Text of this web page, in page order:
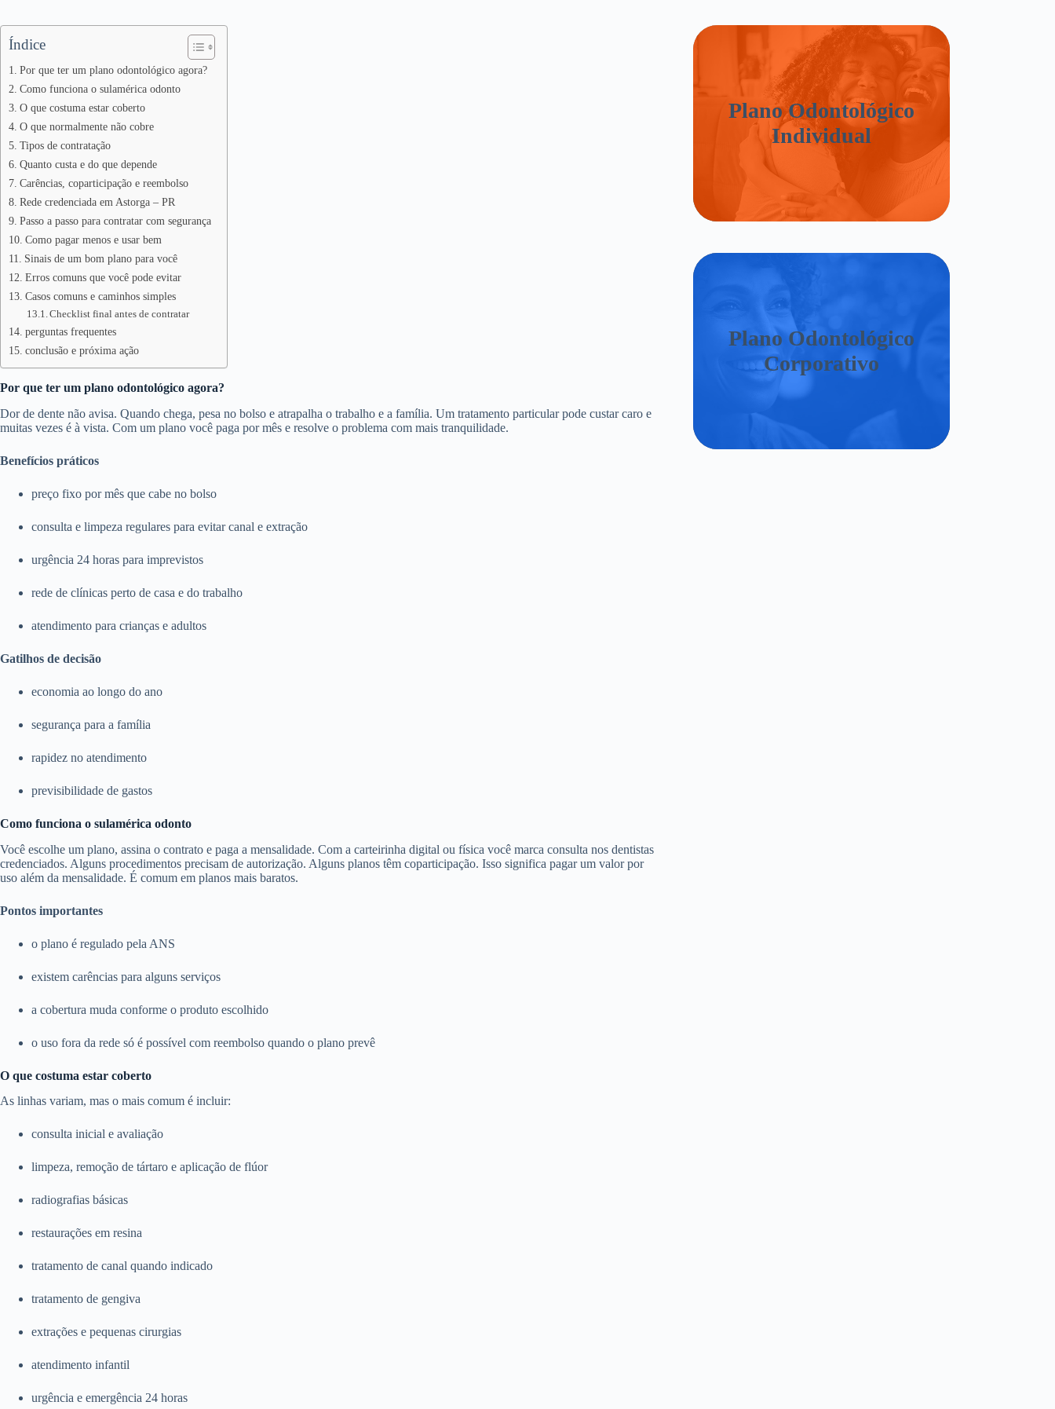
Índice
Por que ter um plano odontológico agora?
Como funciona o sulamérica odonto
O que costuma estar coberto
O que normalmente não cobre
Tipos de contratação
Quanto custa e do que depende
Carências, coparticipação e reembolso
Rede credenciada em Astorga – PR
Passo a passo para contratar com segurança
Como pagar menos e usar bem
Sinais de um bom plano para você
Erros comuns que você pode evitar
Casos comuns e caminhos simples
Checklist final antes de contratar
perguntas frequentes
conclusão e próxima ação
Por que ter um plano odontológico agora?
Dor de dente não avisa. Quando chega, pesa no bolso e atrapalha o trabalho e a família. Um tratamento particular pode custar caro e
muitas vezes é à vista. Com um plano você paga por mês e resolve o problema com mais tranquilidade.
Benefícios práticos
preço fixo por mês que cabe no bolso
consulta e limpeza regulares para evitar canal e extração
urgência 24 horas para imprevistos
rede de clínicas perto de casa e do trabalho
atendimento para crianças e adultos
Gatilhos de decisão
economia ao longo do ano
segurança para a família
rapidez no atendimento
previsibilidade de gastos
Como funciona o sulamérica odonto
Você escolhe um plano, assina o contrato e paga a mensalidade. Com a carteirinha digital ou física você marca consulta nos dentistas
credenciados. Alguns procedimentos precisam de autorização. Alguns planos têm coparticipação. Isso significa pagar um valor por
uso além da mensalidade. É comum em planos mais baratos.
Pontos importantes
o plano é regulado pela ANS
existem carências para alguns serviços
a cobertura muda conforme o produto escolhido
o uso fora da rede só é possível com reembolso quando o plano prevê
O que costuma estar coberto
As linhas variam, mas o mais comum é incluir:
consulta inicial e avaliação
limpeza, remoção de tártaro e aplicação de flúor
radiografias básicas
restaurações em resina
tratamento de canal quando indicado
tratamento de gengiva
extrações e pequenas cirurgias
atendimento infantil
urgência e emergência 24 horas
Plano Odontológico
Individual
Plano Odontológico
Corporativo